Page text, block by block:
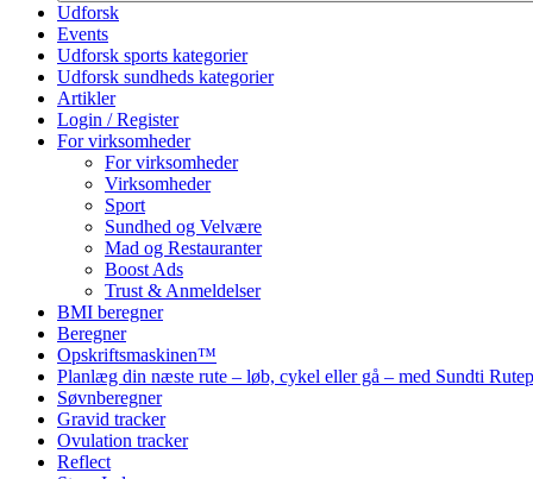
Udforsk
Events
Udforsk sports kategorier
Udforsk sundheds kategorier
Artikler
Login / Register
For virksomheder
For virksomheder
Virksomheder
Sport
Sundhed og Velvære
Mad og Restauranter
Boost Ads
Trust & Anmeldelser
BMI beregner
Beregner
Opskriftsmaskinen™
Planlæg din næste rute – løb, cykel eller gå – med Sundti
Søvnberegner
Gravid tracker
Ovulation tracker
Reflect